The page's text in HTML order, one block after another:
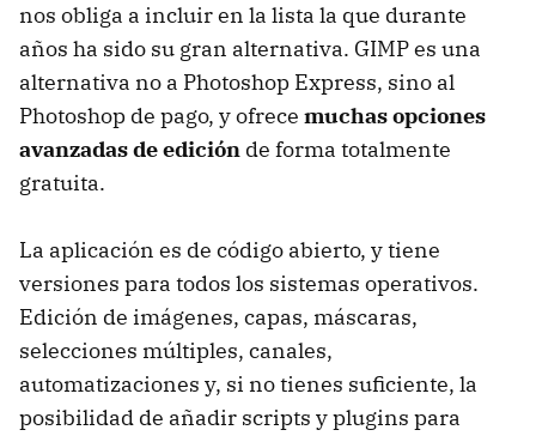
nos obliga a incluir en la lista la que durante
años ha sido su gran alternativa. GIMP es una
alternativa no a Photoshop Express, sino al
Photoshop de pago, y ofrece muchas opciones
avanzadas de edición de forma totalmente
gratuita.
La aplicación es de código abierto, y tiene
versiones para todos los sistemas operativos.
Edición de imágenes, capas, máscaras,
selecciones múltiples, canales,
automatizaciones y, si no tienes suficiente, la
posibilidad de añadir scripts y plugins para